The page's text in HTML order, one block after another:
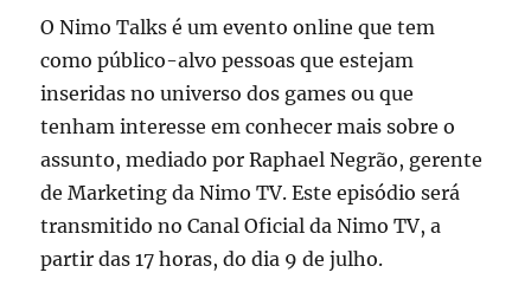
O Nimo Talks é um evento online que tem
como público-alvo pessoas que estejam
inseridas no universo dos games ou que
tenham interesse em conhecer mais sobre o
assunto, mediado por Raphael Negrão, gerente
de Marketing da Nimo TV. Este episódio será
transmitido no Canal Oficial da Nimo TV, a
partir das 17 horas, do dia 9 de julho.